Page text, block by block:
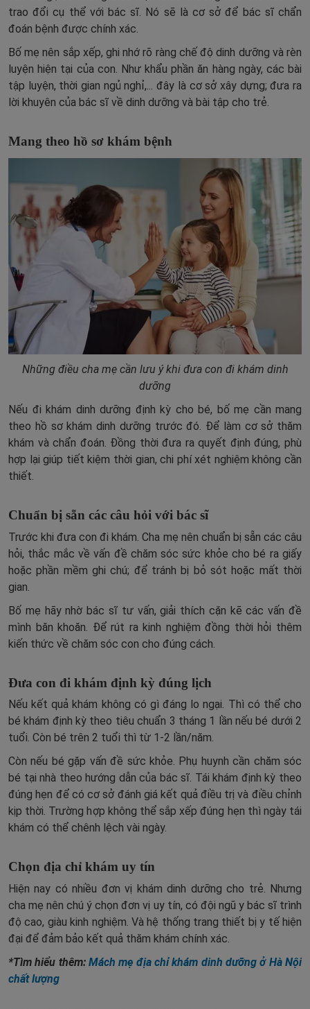
trao đổi cụ thể với bác sĩ. Nó sẽ là cơ sở để bác sĩ chẩn
đoán bệnh được chính xác.
Bố mẹ nên sắp xếp, ghi nhớ rõ ràng chế độ dinh dưỡng và rèn
luyện hiện tại của con. Như khẩu phần ăn hàng ngày, các bài
tập luyện, thời gian ngủ nghỉ,... đây là cơ sở xây dựng; đưa ra
lời khuyên của bác sĩ về dinh dưỡng và bài tập cho trẻ.
Mang theo hồ sơ khám bệnh
Những điều cha mẹ cần lưu ý khi đưa con đi khám dinh
dưỡng
Nếu đi khám dinh dưỡng định kỳ cho bé, bố mẹ cần mang
theo hồ sơ khám dinh dưỡng trước đó. Để làm cơ sở thăm
khám và chẩn đoán. Đồng thời đưa ra quyết định đúng, phù
hợp lại giúp tiết kiệm thời gian, chi phí xét nghiệm không cần
thiết.
Chuẩn bị sẵn các câu hỏi với bác sĩ
Trước khi đưa con đi khám. Cha mẹ nên chuẩn bị sẵn các câu
hỏi, thắc mắc về vấn đề chăm sóc sức khỏe cho bé ra giấy
hoặc phần mềm ghi chú; để tránh bị bỏ sót hoặc mất thời
gian.
Bố mẹ hãy nhờ bác sĩ tư vấn, giải thích cặn kẽ các vấn đề
mình băn khoăn. Để rút ra kinh nghiệm đồng thời hỏi thêm
kiến thức về chăm sóc con cho đúng cách.
Đưa con đi khám định kỳ đúng lịch
Nếu kết quả khám không có gì đáng lo ngại. Thì có thể cho
bé khám định kỳ theo tiêu chuẩn 3 tháng 1 lần nếu bé dưới 2
tuổi. Còn bé trên 2 tuổi thì từ 1-2 lần/năm.
Còn nếu bé gặp vấn đề sức khỏe. Phụ huynh cần chăm sóc
bé tại nhà theo hướng dẫn của bác sĩ. Tái khám định kỳ theo
đúng hẹn để có cơ sở đánh giá kết quả điều trị và điều chỉnh
kịp thời. Trường hợp không thể sắp xếp đúng hẹn thì ngày tái
khám có thể chênh lệch vài ngày.
Chọn địa chỉ khám uy tín
Hiện nay có nhiều đơn vị khám dinh dưỡng cho trẻ. Nhưng
cha mẹ nên chú ý chọn đơn vị uy tín, có đội ngũ y bác sĩ trình
độ cao, giàu kinh nghiệm. Và hệ thống trang thiết bị y tế hiện
đại để đảm bảo kết quả thăm khám chính xác.
*Tìm hiểu thêm: Mách mẹ địa chỉ khám dinh dưỡng ở Hà Nội
chất lượng